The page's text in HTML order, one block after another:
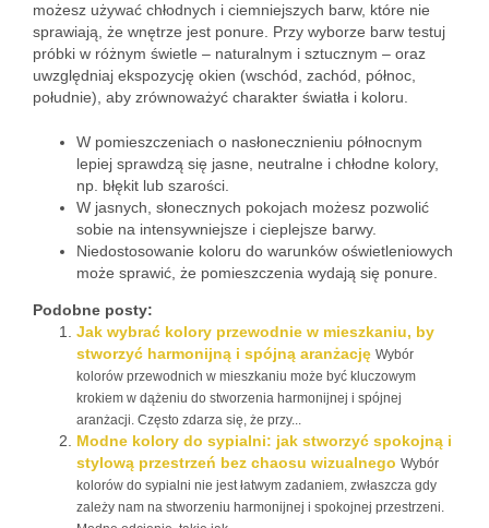
możesz używać chłodnych i ciemniejszych barw, które nie
sprawiają, że wnętrze jest ponure. Przy wyborze barw testuj
próbki w różnym świetle – naturalnym i sztucznym – oraz
uwzględniaj ekspozycję okien (wschód, zachód, północ,
południe), aby zrównoważyć charakter światła i koloru.
W pomieszczeniach o nasłonecznieniu północnym
lepiej sprawdzą się jasne, neutralne i chłodne kolory,
np. błękit lub szarości.
W jasnych, słonecznych pokojach możesz pozwolić
sobie na intensywniejsze i cieplejsze barwy.
Niedostosowanie koloru do warunków oświetleniowych
może sprawić, że pomieszczenia wydają się ponure.
Podobne posty:
Jak wybrać kolory przewodnie w mieszkaniu, by
stworzyć harmonijną i spójną aranżację Wybór
kolorów przewodnich w mieszkaniu może być kluczowym
krokiem w dążeniu do stworzenia harmonijnej i spójnej
aranżacji. Często zdarza się, że przy...
Modne kolory do sypialni: jak stworzyć spokojną i
stylową przestrzeń bez chaosu wizualnego Wybór
kolorów do sypialni nie jest łatwym zadaniem, zwłaszcza gdy
zależy nam na stworzeniu harmonijnej i spokojnej przestrzeni.